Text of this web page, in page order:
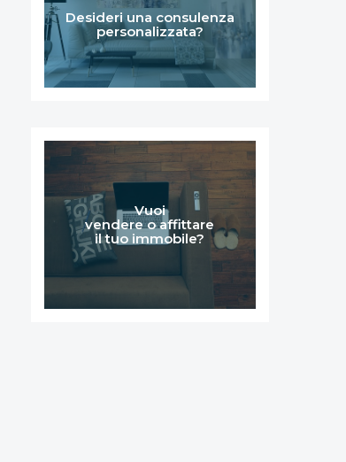
Desideri una consulenza
personalizzata?
Vuoi
vendere o affittare
il tuo immobile?